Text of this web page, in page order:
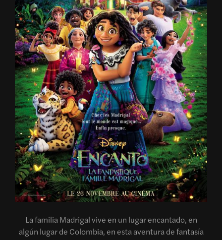
La familia Madrigal vive en un lugar encantado, en
algún lugar de Colombia, en esta aventura de fantasía